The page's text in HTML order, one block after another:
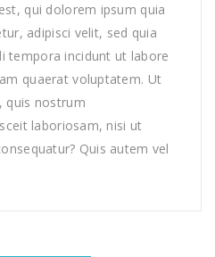
qui dolorem ipsum quia
adipisci velit, sed quia
tempora incidunt ut labore
quaerat voluptatem. Ut
quis nostrum
laboriosam, nisi ut
Quis autem vel